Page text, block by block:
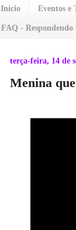
Início Eventos e
FAQ - Respondendo
terça-feira, 14 de
Menina